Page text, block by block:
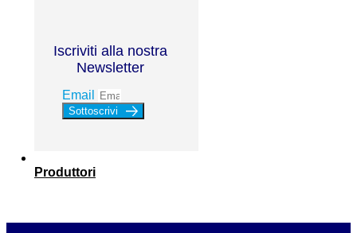
Iscriviti alla nostra
Newsletter
Email
Sottoscrivi
Produttori